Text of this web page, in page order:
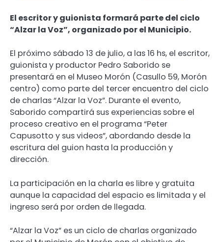
El escritor y guionista formará parte del ciclo
“Alzar la Voz”, organizado por el Municipio.
El próximo sábado 13 de julio, a las 16 hs, el escritor,
guionista y productor Pedro Saborido se
presentará en el Museo Morón (Casullo 59, Morón
centro) como parte del tercer encuentro del ciclo
de charlas “Alzar la Voz”. Durante el evento,
Saborido compartirá sus experiencias sobre el
proceso creativo en el programa “Peter
Capusotto y sus videos”, abordando desde la
escritura del guion hasta la producción y
dirección.
La participación en la charla es libre y gratuita
aunque la capacidad del espacio es limitada y el
ingreso será por orden de llegada.
“Alzar la Voz” es un ciclo de charlas organizado